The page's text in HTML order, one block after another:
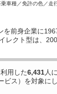
車種／免許の色／走
前身企業に
レクト型は、
用した6,431人
ビス）を対象に